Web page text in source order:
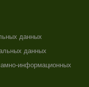
данных
данных
информационных